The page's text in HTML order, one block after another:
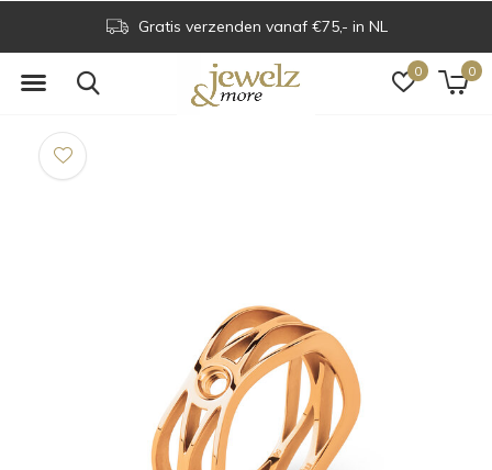
0 0
Gratis verzenden vanaf €75,- in NL